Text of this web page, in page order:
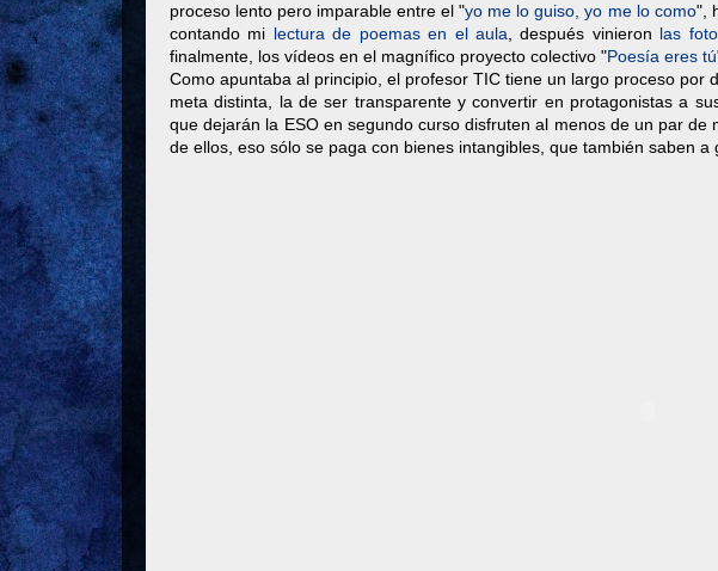
proceso lento pero imparable entre el "yo me lo guiso, yo me lo como",
contando mi lectura de poemas en el aula , después vinieron las
finalmente, los vídeos en el magnífico proyecto colectivo "Poesía eres tú
Como apuntaba al principio, el profesor TIC tiene un largo proceso por
meta distinta, la de ser transparente y convertir en protagonistas a
que dejarán la ESO en segundo curso disfruten al menos de un par
de ellos, eso sólo se paga con bienes intangibles, que también saben a